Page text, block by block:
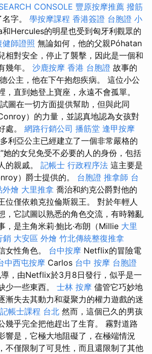
CONSOLE 豐原按摩推薦 撥筋
字。 學按摩課程 香港簽證 台胞證 小
和Hercules的明星也受到匈牙利觀眾的
健師證照 無論如何，他的父親Póhatan
相對安全，停止了襲擊，因此是一個和
幾年。 沙鹿按摩 香港 台胞證 故事的
公主，他在下午抱怨疾病。 這位小公
，直到她登上寶座，永遠不會孤單。
圖在一切方面提供幫助，但與此同
）的力量，並認真地認為女孩對
處。 網路行銷公司 播筋堂 逢甲按摩
利亞公主已經建立了一個非常嚴格的
她的女兒免受不必要的人的身份，包括
的親戚。 記帳士 行政程序法 這主要是
）爵士提供的。 台胞證 推拿師 台
外燴 大里推拿 喬治和約克公爵對他的
位僅依賴克拉倫斯親王。 對於年輕人
，它試圖以熟悉的角色交流，有時雜亂
，是主角米莉·鮑比·布朗（Millie 大里
銷 大安區 外燴 竹北傳統整復推拿
女性角色。 台中按摩 Netflix的冒險電
中西屯按摩 Carlos 台中 按摩 台胞證
，由Netflix於3月8日發行，似乎是一
少一些東西。 士林 按摩 儘管它巧妙地
漸失去其動力和凝聚力的權力遊戲的迷
記帳士課程 台北 然而，這個已久的男孩
幾乎完全把他趕出了生育。 霧對道路
響是，它極大地阻礙了，在極端情況
不僅限制了可見性，而且還限制了其他